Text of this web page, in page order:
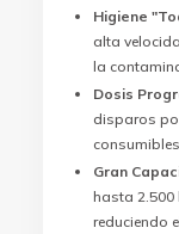
Higiene
alta
la
Dosis
disparos
consumibles.
Gran
hasta 2.500
reduciendo